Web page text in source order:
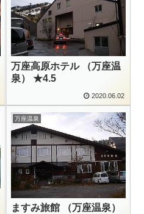
万座高原ホテル （万座温
泉） ★4.5
2020.06.02
万座温泉
ますみ旅館 （万座温泉）